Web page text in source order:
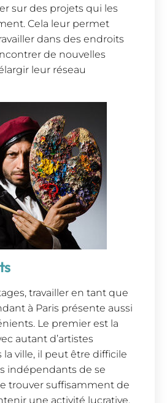
sur des projets qui les
Cela leur permet
dans des endroits
de nouvelles
leur réseau
travailler en tant que
à Paris présente aussi
Le premier est la
autant d’artistes
ville, il peut être difficile
indépendants de se
trouver suffisamment de
une activité lucrative.